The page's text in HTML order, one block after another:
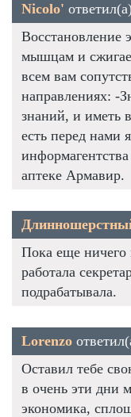
Nicolo'
Восстановление
мышцам и
всем вам
направлениях: -
знаний, и иметь
есть перед нами
аптеке Армавир.
Пока еще ничего
работала
подрабатывала.
Lorenzo
Оставил тебе
в очень эти дни
экономика,